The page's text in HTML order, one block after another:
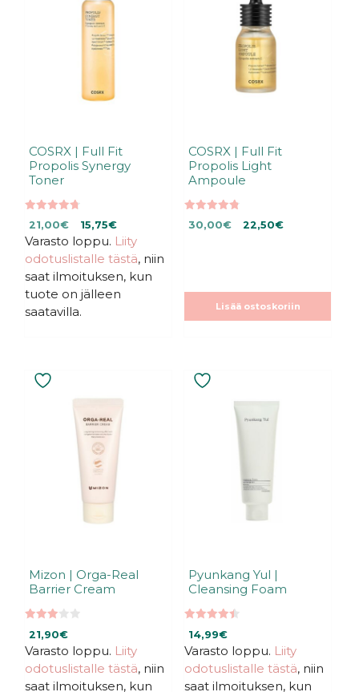
COSRX | Full Fit
Propolis Synergy
Toner
4.75
5:stä
Alkuperäinen
hinta
oli:
21,00€.
21,00€Nykyinen
hinta
on:
21,00€.
15,75€
Varasto loppu. Liity
odotuslistalle tästä, niin
saat ilmoituksen, kun
tuote on jälleen
saatavilla.
COSRX | Full Fit
Propolis Light
Ampoule
4.83
5:stä
Alkuperäinen
30,00€Nykyinen
22,50€
Lisää ostoskoriin
Mizon | Orga-Real
Barrier Cream
5:stä
21,90€
Varasto loppu. Liity
odotuslistalle tästä, niin
saat ilmoituksen, kun
Pyunkang Yul |
Cleansing Foam
5:stä
14,99€
Varasto loppu. Liity
odotuslistalle tästä, niin
saat ilmoituksen, kun